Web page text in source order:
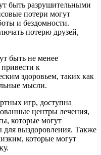
быть разрушительными
потери могут
и бездомности.
потерю друзей,
быть не менее
к
здоровьем, таких как
мысли.
игр, доступна
центры лечения,
которые могут
для выздоровления. Также
которые могут